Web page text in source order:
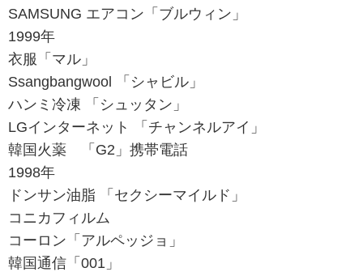
SAMSUNG エアコン「ブルウィン」
1999年
衣服「マル」
Ssangbangwool 「シャビル」
ハンミ冷凍 「シュッタン」
LGインターネット 「チャンネルアイ」
韓国火薬 「G2」携帯電話
1998年
ドンサン油脂 「セクシーマイルド」
コニカフィルム
コーロン「アルペッジョ」
韓国通信「001」